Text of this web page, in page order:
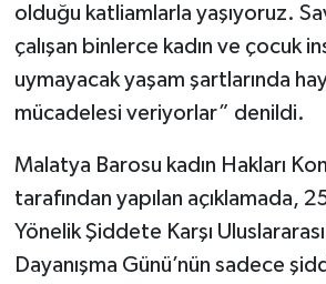
olduğu katliamlarla yaşıyoruz.
çalışan binlerce kadın ve çocuk
uymayacak yaşam şartlarında
mücadelesi veriyorlar” denildi.
Malatya Barosu kadın Hakları
tarafından yapılan açıklamada,
Yönelik Şiddete Karşı
Dayanışma Günü’nün sadece